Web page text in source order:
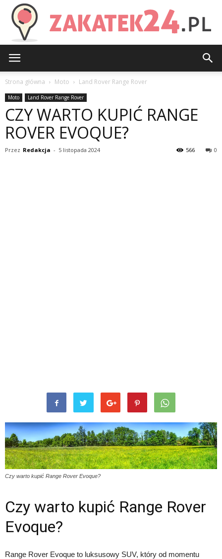
Strona główna Moto Land Rover Range Rover
Moto Land Rover Range Rover
CZY WARTO KUPIĆ RANGE
ROVER EVOQUE?
Przez Redakcja - 5 listopada 2024 0
566
Czy warto kupić Range Rover Evoque?
Czy warto kupić Range Rover
Evoque?
Range Rover Evoque to luksusowy SUV, który od momentu